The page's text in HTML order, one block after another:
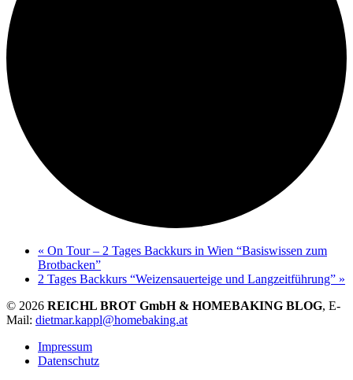
« On Tour – 2 Tages Backkurs in Wien “Basiswissen zum
Brotbacken”
2 Tages Backkurs “Weizensauerteige und Langzeitführung” »
© 2026 REICHL BROT GmbH & HOMEBAKING BLOG, E-
Mail: dietmar.kappl@homebaking.at
Impressum
Datenschutz